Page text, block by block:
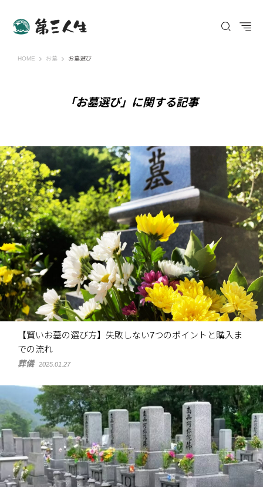
HOME 第三人生 〜寄り道の歩き方〜
お墓 お墓選び
「お墓選び」に関する記事
【賢いお墓の選び方】失敗しない7つのポイントと購入ま
での流れ
葬儀 2025.01.27